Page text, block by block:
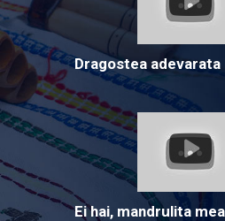
Dragostea adevarata
Ei hai, mandrulita mea